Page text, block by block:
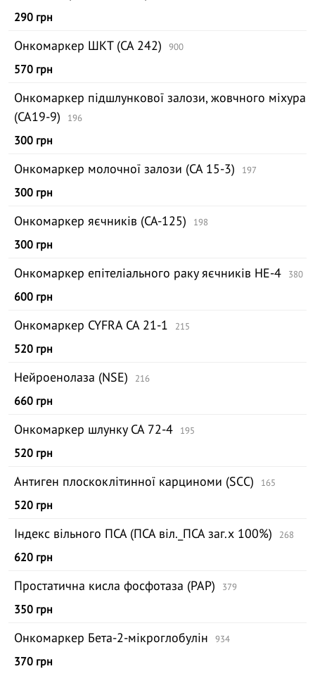
290 грн
Онкомаркер ШКТ (СА 242) 900
570 грн
Онкомаркер підшлункової залози, жовчного міхура
(СА19-9)
196
300 грн
Онкомаркер молочної залози (СА 15-3) 197
300 грн
Онкомаркер яєчників (СА-125) 198
300 грн
Онкомаркер епітеліального раку яєчників HE-4 380
600 грн
Онкомаркер CYFRA СА 21-1 215
520 грн
Нейроенолаза (NSE) 216
660 грн
Онкомаркер шлунку СА 72-4 195
520 грн
Антиген плоскоклітинної карциноми (SCC) 165
520 грн
Індекс вільного ПСА (ПСА віл._ПСА заг.х 100%) 268
620 грн
Простатична кисла фосфотаза (PAP) 379
350 грн
Онкомаркер Бета-2-мікроглобулін 934
370 грн